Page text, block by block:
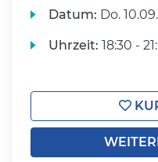
Datum: Do.
Uhrzeit: 18:30 -